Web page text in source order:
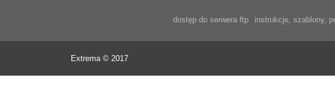
dostęp do serwera ftp instrukcje, szablony,
Extrema © 2017